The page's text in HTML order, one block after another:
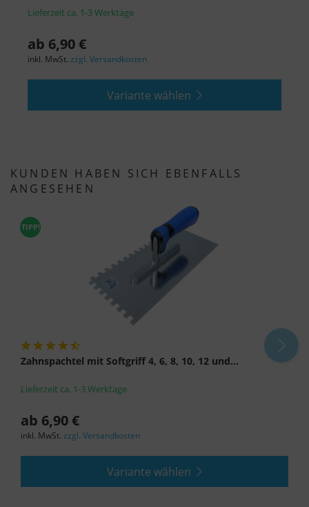
Lieferzeit ca. 1-3 Werktage
ab 6,90 €
inkl. MwSt. zzgl. Versandkosten
Variante wählen
KUNDEN HABEN SICH EBENFALLS
ANGESEHEN
TIPP!
Zahnspachtel mit Softgriff 4, 6, 8, 10, 12 und...
Lieferzeit ca. 1-3 Werktage
ab 6,90 €
inkl. MwSt. zzgl. Versandkosten
Variante wählen